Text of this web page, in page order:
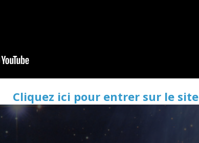
Cliquez ici pour entrer sur le site